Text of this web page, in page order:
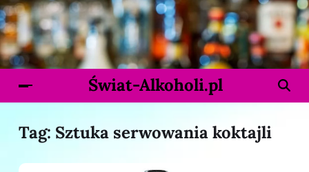
Świat-Alkoholi.pl
Tag: Sztuka serwowania koktajli